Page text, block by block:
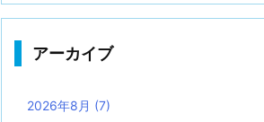
アーカイブ
2026年8月 (7)